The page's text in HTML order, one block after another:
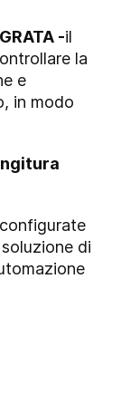
-il
la
e
in modo
di